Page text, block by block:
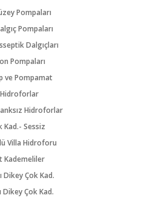
Pompaları
Pompaları
Dalgıçları
Pompaları
ve Pompamat
Hidroforlar
Kad.- Sessiz
Villa Hidroforu
Kademeliler
Dikey Çok Kad.
Dikey Çok Kad.